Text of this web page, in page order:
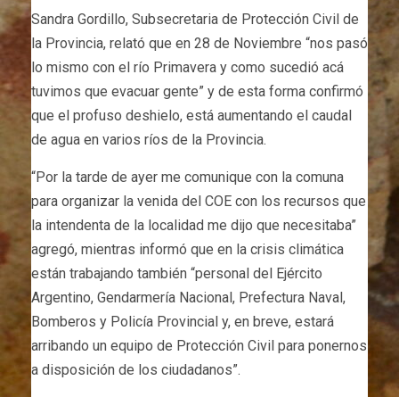
Sandra Gordillo, Subsecretaria de Protección Civil de
la Provincia, relató que en 28 de Noviembre “nos pasó
lo mismo con el río Primavera y como sucedió acá
tuvimos que evacuar gente” y de esta forma confirmó
que el profuso deshielo, está aumentando el caudal
de agua en varios ríos de la Provincia.
“Por la tarde de ayer me comunique con la comuna
para organizar la venida del COE con los recursos que
la intendenta de la localidad me dijo que necesitaba”
agregó, mientras informó que en la crisis climática
están trabajando también “personal del Ejército
Argentino, Gendarmería Nacional, Prefectura Naval,
Bomberos y Policía Provincial y, en breve, estará
arribando un equipo de Protección Civil para ponernos
a disposición de los ciudadanos”.